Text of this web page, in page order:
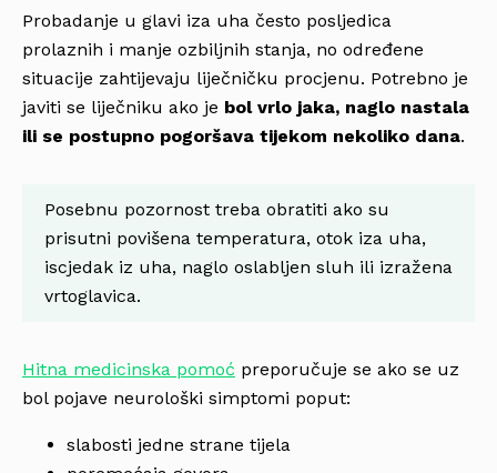
Probadanje u glavi iza uha često posljedica
prolaznih i manje ozbiljnih stanja, no određene
situacije zahtijevaju liječničku procjenu. Potrebno je
javiti se liječniku ako je bol vrlo jaka, naglo nastala
ili se postupno pogoršava tijekom nekoliko dana.
Posebnu pozornost treba obratiti ako su
prisutni povišena temperatura, otok iza uha,
iscjedak iz uha, naglo oslabljen sluh ili izražena
vrtoglavica.
Hitna medicinska pomoć preporučuje se ako se uz
bol pojave neurološki simptomi poput:
slabosti jedne strane tijela